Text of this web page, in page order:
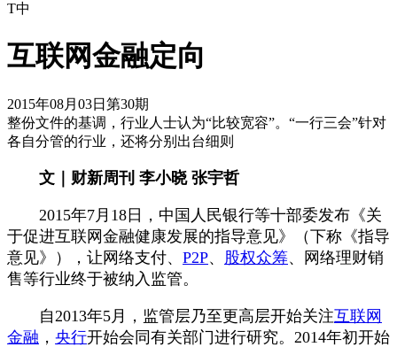
T中
互联网金融定向
2015年08月03日第30期
整份文件的基调，行业人士认为“比较宽容”。“一行三会”针对
各自分管的行业，还将分别出台细则
文｜财新周刊 李小晓 张宇哲
2015年7月18日，中国人民银行等十部委发布《关
于促进互联网金融健康发展的指导意见》（下称《指导
意见》），让网络支付、 P2P、 股权众筹、网络理财销
售等行业终于被纳入监管。
自2013年5月，监管层乃至更高层开始关注互联网
金融 ， 央行开始会同有关部门进行研究。2014年初开始